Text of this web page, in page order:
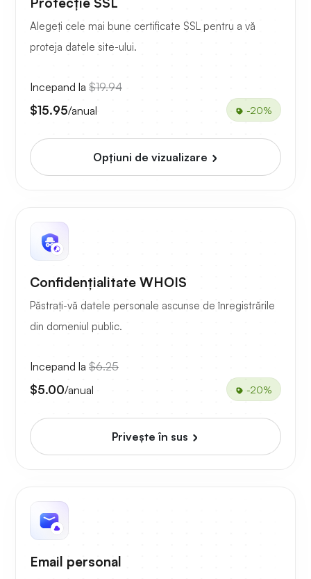
Alegeți cele mai bune certificate SSL pentru a vă
proteja datele site-ului.
Incepand la $19.94
$15.95/anual -20%
Opțiuni de vizualizare
Confidențialitate WHOIS
Păstrați-vă datele personale ascunse de înregistrările
din domeniul public.
Incepand la $6.25
$5.00/anual -20%
Priveşte în sus
Email personal